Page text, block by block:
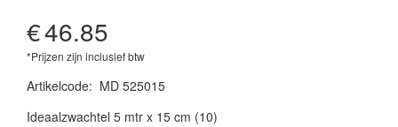
€46.85
*Prijzen zijn inclusief btw
Artikelcode: MD 525015
Ideaalzwachtel 5 mtr x 15 cm (10)